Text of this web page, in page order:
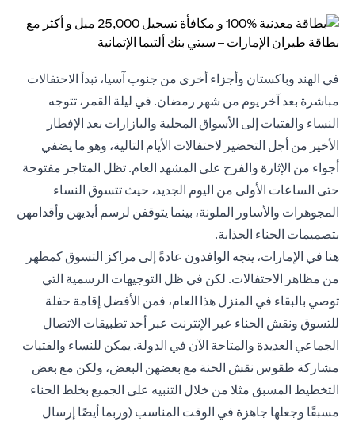
في الهند وباكستان وأجزاء أخرى من جنوب آسيا، تبدأ الاحتفالات
مباشرة بعد آخر يوم من شهر رمضان. في ليلة القمر، تتوجه
النساء والفتيات إلى الأسواق المحلية والبازارات بعد الإفطار
الأخير من أجل التحضير لاحتفالات الأيام التالية، وهو ما يضفي
أجواء من الإثارة والفرح على المشهد العام. تظل المتاجر مفتوحة
حتى الساعات الأولى من اليوم الجديد، حيث تتسوق النساء
المجوهرات والأساور الملونة، بينما يتوقفن لرسم أيديهن وأقدامهن
بتصميمات الحناء الجذابة.
هنا في الإمارات، يتجه الوافدون عادةً إلى مراكز التسوق كمظهر
من مظاهر الاحتفالات. لكن في ظل التوجيهات الرسمية التي
توصي بالبقاء في المنزل هذا العام، فمن الأفضل إقامة حفلة
للتسوق ونقش الحناء عبر الإنترنت عبر أحد تطبيقات الاتصال
الجماعي العديدة والمتاحة الآن في الدولة. يمكن للنساء والفتيات
مشاركة طقوس نقش الحنة مع بعضهن البعض، ولكن مع بعض
التخطيط المسبق مثلا من خلال التنبيه على الجميع بخلط الحناء
مسبقًا وجعلها جاهزة في الوقت المناسب (وربما أيضًا إرسال